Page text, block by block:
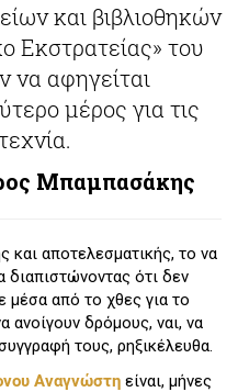
και βιβλιοθηκών
Εκστρατείας» του
να αφηγείται
μέρος για τις
Μπαμπασάκης
και αποτελεσματικής, το να
διαπιστώνοντας ότι δεν
μέσα από το χθες για το
ανοίγουν δρόμους, ναι, να
τους, ρηξικέλευθα.
Αναγνώστη είναι, μήνες